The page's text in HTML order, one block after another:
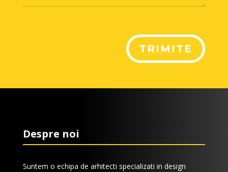
TRIMITE
Despre noi
Suntem o echipa de arhitecti specializati in design